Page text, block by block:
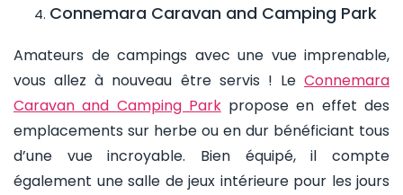
Connemara Caravan and Camping Park
Amateurs de campings avec une vue imprenable,
vous allez à nouveau être servis ! Le Connemara
Caravan and Camping Parkpropose en effet des
emplacements sur herbe ou en dur bénéficiant tous
d’une vue incroyable. Bien équipé, il compte
également une salle de jeux intérieure pour les jours